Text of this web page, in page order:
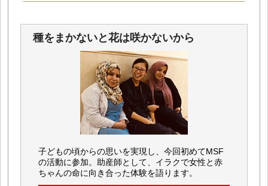
種をまかないと花は咲かないから
子どもの頃からの思いを実現し、今回初めてMSF
の活動に参加。助産師として、イラクで女性と赤
ちゃんの命に向き合った体験を語ります。